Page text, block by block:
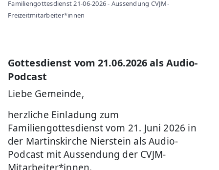
Familiengottesdienst 21-06-2026 - Aussendung CVJM-
Freizeitmitarbeiter*innen
Gottesdienst vom 21.06.2026 als Audio-
Podcast
Liebe Gemeinde,
herzliche Einladung zum
Familiengottesdienst vom 21. Juni 2026 in
der Martinskirche Nierstein als Audio-
Podcast mit Aussendung der CVJM-